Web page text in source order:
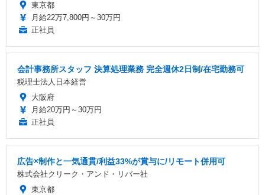
東京都
月給22万7,800円～30万円
正社員
会計事務所スタッフ 決算処理業務 完全週休2日制/在宅勤務可
税理士法人日本経営
大阪府
月給20万円～30万円
正社員
広告×制作と一気通貫/利益33%が賞与に/リモート併用可
株式会社クリーク・アンド・リバー社
東京都